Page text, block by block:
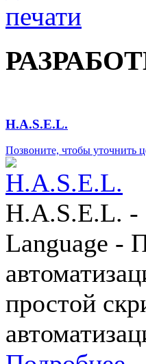
H.A.S.E.L.
Позвоните, чтобы уточнить
H.A.S.E.L. -
Language -
простой